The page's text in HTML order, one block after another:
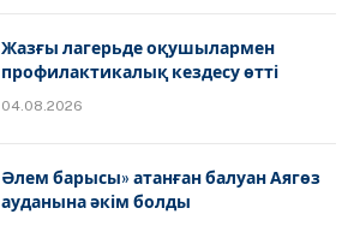
Жазғы лагерьде оқушылармен
профилактикалық кездесу өтті
04.08.2026
Әлем барысы» атанған балуан Аягөз
ауданына әкім болды